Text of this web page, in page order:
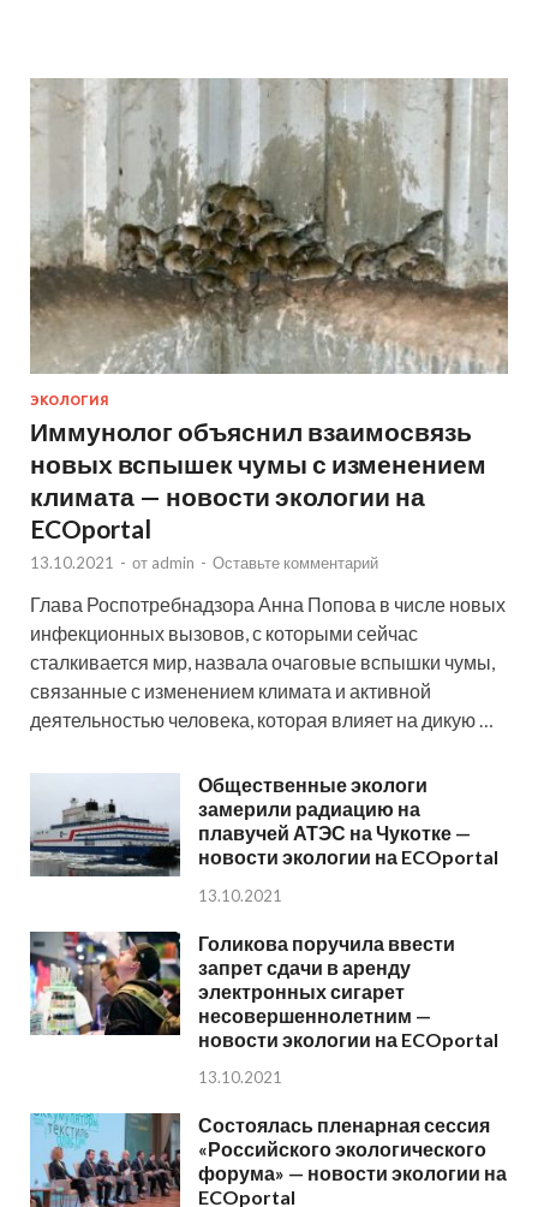
ЭКОЛОГИЯ
Иммунолог объяснил взаимосвязь
новых вспышек чумы с изменением
климата — новости экологии на
ECOportal
13.10.2021 - от admin - Оставьте комментарий
Глава Роспотребнадзора Анна Попова в числе новых
инфекционных вызовов, с которыми сейчас
сталкивается мир, назвала очаговые вспышки чумы,
связанные с изменением климата и активной
деятельностью человека, которая влияет на дикую …
Общественные экологи
замерили радиацию на
плавучей АТЭС на Чукотке —
новости экологии на ECOportal
13.10.2021
Голикова поручила ввести
запрет сдачи в аренду
электронных сигарет
несовершеннолетним —
новости экологии на ECOportal
13.10.2021
Состоялась пленарная сессия
«Российского экологического
форума» — новости экологии на
ECOportal